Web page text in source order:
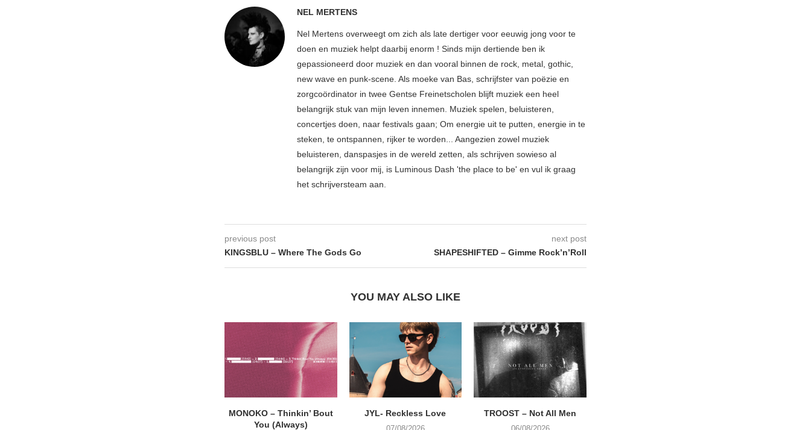
NEL MERTENS
Nel Mertens overweegt om zich als late dertiger voor eeuwig jong voor te
doen en muziek helpt daarbij enorm ! Sinds mijn dertiende ben ik
gepassioneerd door muziek en dan vooral binnen de rock, metal, gothic,
new wave en punk-scene. Als moeke van Bas, schrijfster van poëzie en
zorgcoördinator in twee Gentse Freinetscholen blijft muziek een heel
belangrijk stuk van mijn leven innemen. Muziek spelen, beluisteren,
concertjes doen, naar festivals gaan; Om energie uit te putten, energie in te
steken, te ontspannen, rijker te worden... Aangezien zowel muziek
beluisteren, danspasjes in de wereld zetten, als schrijven sowieso al
belangrijk zijn voor mij, is Luminous Dash 'the place to be' en vul ik graag
het schrijversteam aan.
previous post
KINGSBLU – Where The Gods Go
next post
SHAPESHIFTED – Gimme Rock’n’Roll
YOU MAY ALSO LIKE
MONOKO – Thinkin’ Bout
You (Always)
JYL- Reckless Love TROOST – Not All Men